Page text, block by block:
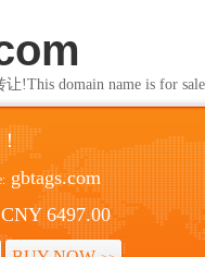
!This domain name is for
gbtags.com
CNY 6497.00